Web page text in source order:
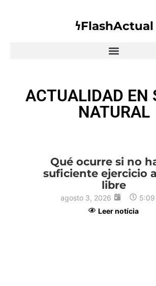
𐓏FlashActual
ACTUALIDAD EN
NATURAL
Qué ocurre si no
suficiente ejercicio
libre
agosto 3, 2026
5:09
Leer notícia